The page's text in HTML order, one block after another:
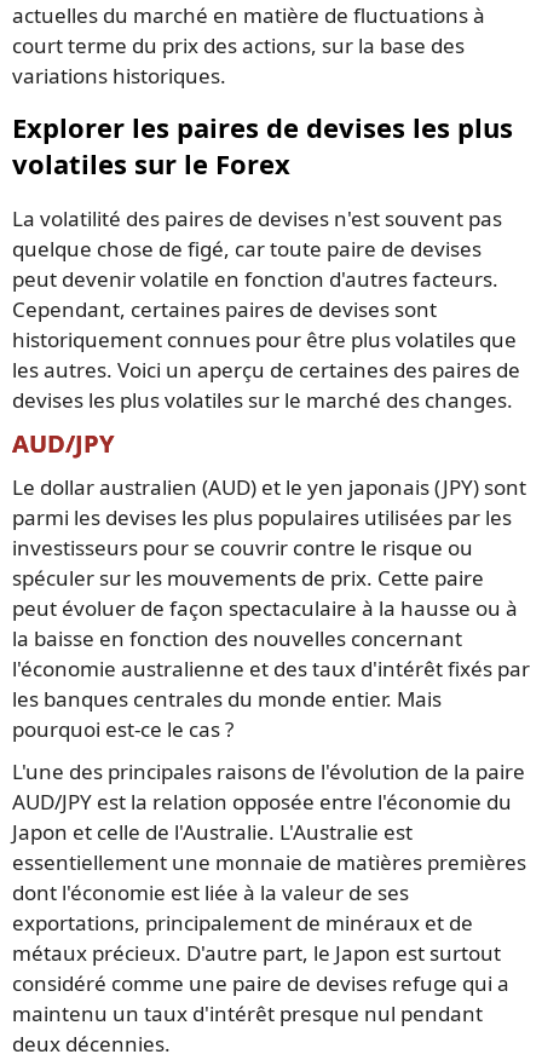
actuelles du marché en matière de fluctuations à
court terme du prix des actions, sur la base des
variations historiques.
Explorer les paires de devises les plus
volatiles sur le Forex
La volatilité des paires de devises n'est souvent pas
quelque chose de figé, car toute paire de devises
peut devenir volatile en fonction d'autres facteurs.
Cependant, certaines paires de devises sont
historiquement connues pour être plus volatiles que
les autres. Voici un aperçu de certaines des paires de
devises les plus volatiles sur le marché des changes.
AUD/JPY
Le dollar australien (AUD) et le yen japonais (JPY) sont
parmi les devises les plus populaires utilisées par les
investisseurs pour se couvrir contre le risque ou
spéculer sur les mouvements de prix. Cette paire
peut évoluer de façon spectaculaire à la hausse ou à
la baisse en fonction des nouvelles concernant
l'économie australienne et des taux d'intérêt fixés par
les banques centrales du monde entier. Mais
pourquoi est-ce le cas ?
L'une des principales raisons de l'évolution de la paire
AUD/JPY est la relation opposée entre l'économie du
Japon et celle de l'Australie. L'Australie est
essentiellement une monnaie de matières premières
dont l'économie est liée à la valeur de ses
exportations, principalement de minéraux et de
métaux précieux. D'autre part, le Japon est surtout
considéré comme une paire de devises refuge qui a
maintenu un taux d'intérêt presque nul pendant
deux décennies.